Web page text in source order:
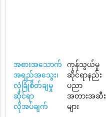
အစားအသောက်
အရည်အသွေး၊
လုံခြုံစိတ်ချမှု
ဆိုင်ရာ
လိုအပ်ချက်
ကုန်သွယ်မှု
ဆိုင်ရာနည်း
ပညာ
အတားအဆီး
များ